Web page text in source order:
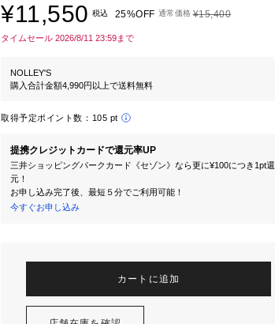
¥11,550 税込 25%OFF 通常価格 ¥15,400
タイムセール 2026/8/11 23:59まで
NOLLEY'S
購入合計金額4,990円以上で送料無料
取得予定ポイント数： 105 pt
提携クレジットカードで還元率UP
三井ショッピングパークカード《セゾン》なら更に¥100につき1pt還
元！
お申し込み完了後、最短５分でご利用可能！
今すぐお申し込み
カートに追加